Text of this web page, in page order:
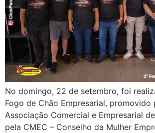
No domingo, 22 de setembro, foi
Fogo de Chão Empresarial, promovido
Associação Comercial e Empresarial
pela CMEC – Conselho da Mulher